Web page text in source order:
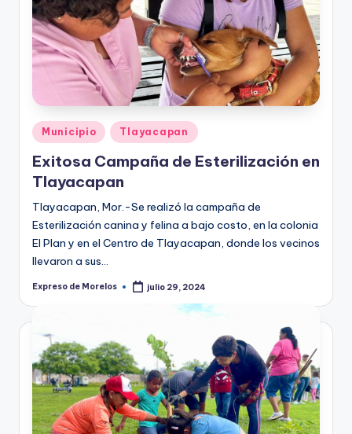
Publicado
en
Municipio Tlayacapan
Exitosa Campaña de Esterilización en
Tlayacapan
Tlayacapan, Mor.-Se realizó la campaña de
Esterilización canina y felina a bajo costo, en la colonia
El Plan y en el Centro de Tlayacapan, donde los vecinos
llevaron a sus…
Publicado
Expreso de Morelos julio 29, 2024